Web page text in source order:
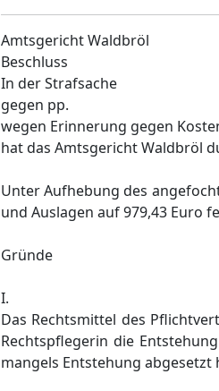
Amtsgericht Waldbröl
Beschluss
In der Strafsache
gegen pp.
wegen Erinnerung gegen
hat das Amtsgericht Waldbröl
Unter Aufhebung des
und Auslagen auf 979,43 Euro
Gründe
I.
Das Rechtsmittel des
Rechtspflegerin die
mangels Entstehung abgesetzt